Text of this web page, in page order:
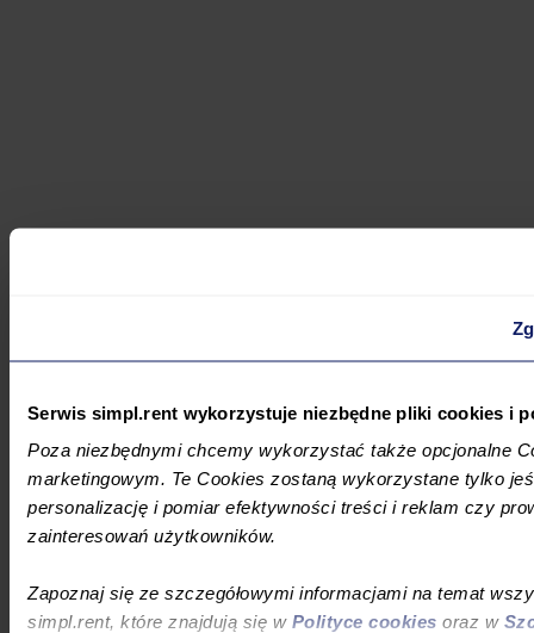
Serwis simpl.rent wykorzystuje niezbędne pliki cookies i
Poza niezbędnymi chcemy wykorzystać także opcjonalne
marketingowym. Te Cookies zostaną wykorzystane tylko
personalizację i pomiar efektywności treści i reklam czy
zainteresowań użytkowników.
Zapoznaj się ze szczegółowymi informacjami na temat
simpl.rent, które znajdują się w Polityce cookies oraz w